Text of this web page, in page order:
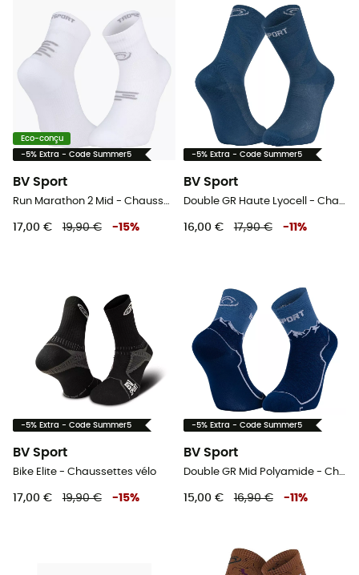
Eco-conçu
-5% Extra - Code Summer5
BV Sport
Run Marathon 2 Mid - Chaussettes running
17,00 € 19,90 € -15%
-5% Extra - Code Summer5
BV Sport
Double GR Haute Lyocell - Chaussettes randonnée
16,00 € 17,90 € -11 %
-5% Extra - Code Summer5
BV Sport
Bike Elite - Chaussettes vélo
17,00 € 19,90 € -15%
-5% Extra - Code Summer5
BV Sport
Double GR Mid Polyamide - Chaussettes randonnée
15,00 € 16,90 € -11 %